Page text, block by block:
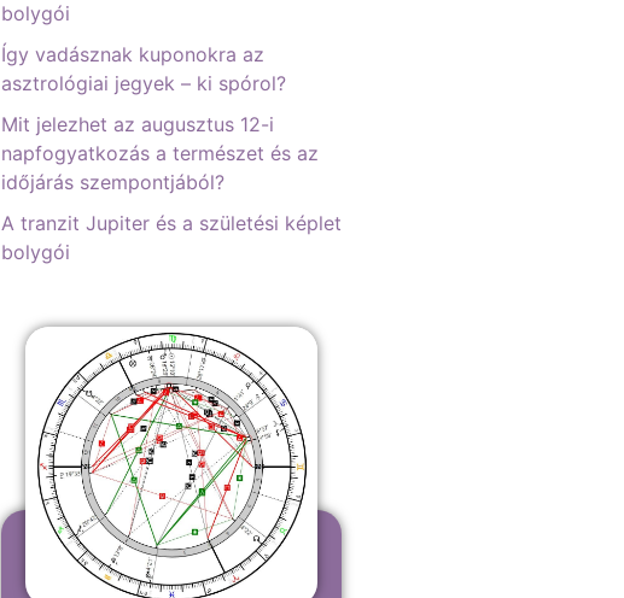
bolygói
Így vadásznak kuponokra az
asztrológiai jegyek – ki spórol?
Mit jelezhet az augusztus 12-i
napfogyatkozás a természet és az
időjárás szempontjából?
A tranzit Jupiter és a születési képlet
bolygói